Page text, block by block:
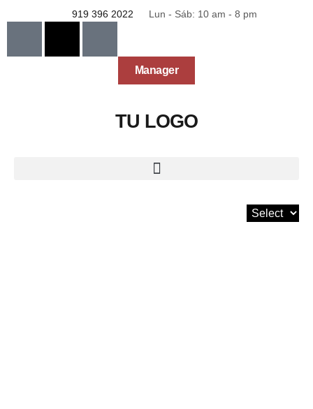
919 396 2022 Lun - Sáb: 10 am - 8 pm
Manager
TU LOGO